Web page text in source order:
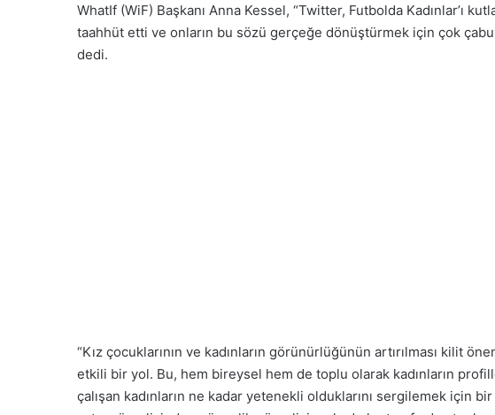
WhatIf (WiF) Başkanı Anna Kessel, “Twitter, Futbolda Kadınlar’ı
taahhüt etti ve onların bu sözü gerçeğe dönüştürmek için çok
dedi.
“Kız çocuklarının ve kadınların görünürlüğünün artırılması kilit
etkili bir yol. Bu, hem bireysel hem de toplu olarak kadınların
çalışan kadınların ne kadar yetenekli olduklarını sergilemek için